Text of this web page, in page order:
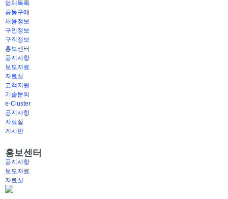
업체목록
공동구매
채용정보
구인정보
구직정보
홍보센터
공지사항
보도자료
자료실
고객지원
기술문의
e-Cluster
공지사항
자료실
게시판
홍보센터
공지사항
보도자료
자료실